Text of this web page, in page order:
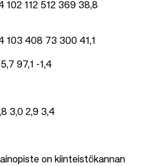
102 112 512 369 38,8
103 408 73 300 41,1
97,1 -1,4
3,0 2,9 3,4
on kiinteistökannan